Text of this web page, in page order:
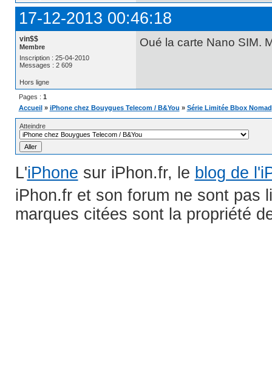
17-12-2013 00:46:18
vin$$
Membre
Inscription : 25-04-2010
Messages : 2 609
Oué la carte Nano SIM.
Hors ligne
Pages : 1
Accueil » iPhone chez Bouygues Telecom / B&You » Série Limitée Bbox Nomad
Atteindre
L'iPhone sur iPhon.fr, le blog de
iPhon.fr et son forum ne sont pas
marques citées sont la propriété